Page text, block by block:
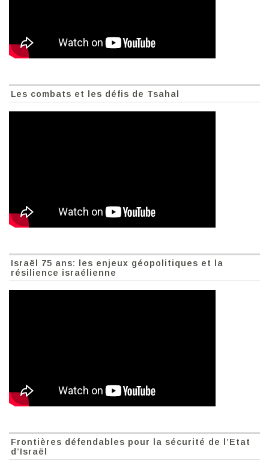
Les combats et les défis de Tsahal
Israël 75 ans: les enjeux géopolitiques et la
résilience israélienne
Frontières défendables pour la sécurité de l’Etat
d’Israël